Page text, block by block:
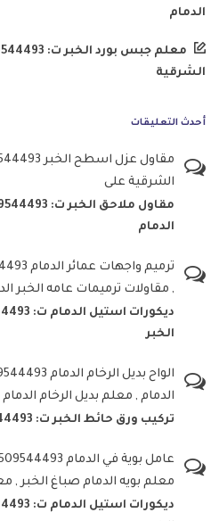
الدمام
الشرقية
أحدث التعليقات
الشرقية على
الدمام
, مقاولات ترميمات عامه الخبر
الخبر
الدمام , معلم بديل الرخام الدمام
تركيب ورق حائط الخبر ت: 0509544493 افضل ورق حائط الخبر
معلم بويه الدمام صباغ الخبر ,